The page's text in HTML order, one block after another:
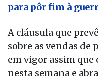
para pôr fim à
A cláusula que
sobre as vendas
em vigor assim que
nesta semana e